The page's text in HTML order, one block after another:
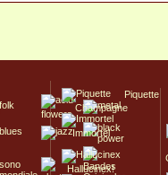
Piquette
Champagne
Immortel
Hallucinex!